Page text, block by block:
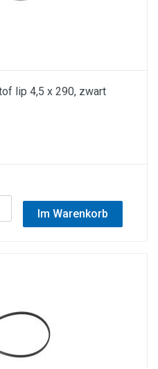
lip 4,5 x 290, zwart
Im Warenkorb